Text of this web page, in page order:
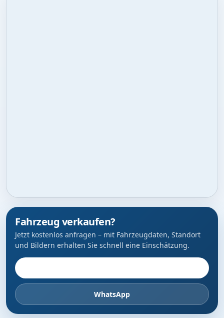
Fahrzeug verkaufen?
Jetzt kostenlos anfragen – mit Fahrzeugdaten, Standort
und Bildern erhalten Sie schnell eine Einschätzung.
WhatsApp